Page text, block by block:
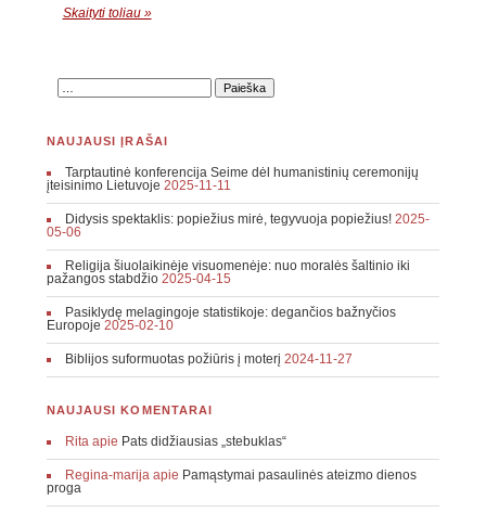
Skaityti toliau »
NAUJAUSI ĮRAŠAI
Tarptautinė konferencija Seime dėl humanistinių ceremonijų
įteisinimo Lietuvoje 2025-11-11
Didysis spektaklis: popiežius mirė, tegyvuoja popiežius! 2025-
05-06
Religija šiuolaikinėje visuomenėje: nuo moralės šaltinio iki
pažangos stabdžio 2025-04-15
Pasiklydę melagingoje statistikoje: degančios bažnyčios
Europoje 2025-02-10
Biblijos suformuotas požiūris į moterį 2024-11-27
NAUJAUSI KOMENTARAI
Ritaapie Pats didžiausias „stebuklas“
Regina-marijaapie Pamąstymai pasaulinės ateizmo dienos
proga